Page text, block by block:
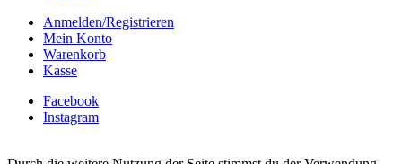
Anmelden/Registrieren
Mein Konto
Warenkorb
Kasse
Facebook
Instagram